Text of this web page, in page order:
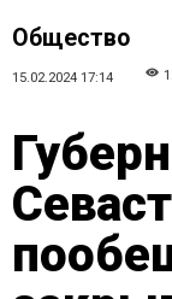
Общество
15.02.2024 17:14